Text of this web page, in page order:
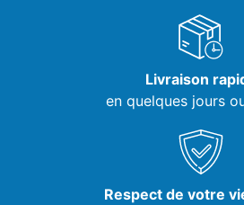
Livraison
en quelques jours
Respect de votre